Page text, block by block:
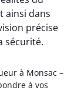
ainsi dans
précise
sécurité.
à Monsac –
à vos